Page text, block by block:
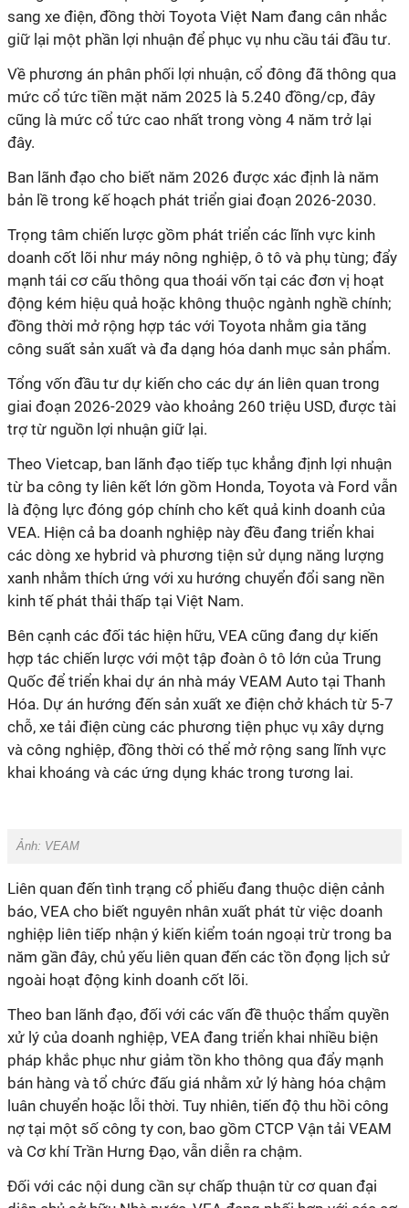
sang xe điện, đồng thời Toyota Việt Nam đang cân nhắc
giữ lại một phần lợi nhuận để phục vụ nhu cầu tái đầu tư.
Về phương án phân phối lợi nhuận, cổ đông đã thông qua
mức cổ tức tiền mặt năm 2025 là 5.240 đồng/cp, đây
cũng là mức cổ tức cao nhất trong vòng 4 năm trở lại
đây.
Ban lãnh đạo cho biết năm 2026 được xác định là năm
bản lề trong kế hoạch phát triển giai đoạn 2026-2030.
Trọng tâm chiến lược gồm phát triển các lĩnh vực kinh
doanh cốt lõi như máy nông nghiệp, ô tô và phụ tùng; đẩy
mạnh tái cơ cấu thông qua thoái vốn tại các đơn vị hoạt
động kém hiệu quả hoặc không thuộc ngành nghề chính;
đồng thời mở rộng hợp tác với Toyota nhằm gia tăng
công suất sản xuất và đa dạng hóa danh mục sản phẩm.
Tổng vốn đầu tư dự kiến cho các dự án liên quan trong
giai đoạn 2026-2029 vào khoảng 260 triệu USD, được tài
trợ từ nguồn lợi nhuận giữ lại.
Theo Vietcap, ban lãnh đạo tiếp tục khẳng định lợi nhuận
từ ba công ty liên kết lớn gồm Honda, Toyota và Ford vẫn
là động lực đóng góp chính cho kết quả kinh doanh của
VEA. Hiện cả ba doanh nghiệp này đều đang triển khai
các dòng xe hybrid và phương tiện sử dụng năng lượng
xanh nhằm thích ứng với xu hướng chuyển đổi sang nền
kinh tế phát thải thấp tại Việt Nam.
Bên cạnh các đối tác hiện hữu, VEA cũng đang dự kiến
hợp tác chiến lược với một tập đoàn ô tô lớn của Trung
Quốc để triển khai dự án nhà máy VEAM Auto tại Thanh
Hóa. Dự án hướng đến sản xuất xe điện chở khách từ 5-7
chỗ, xe tải điện cùng các phương tiện phục vụ xây dựng
và công nghiệp, đồng thời có thể mở rộng sang lĩnh vực
khai khoáng và các ứng dụng khác trong tương lai.
Ảnh: VEAM
Liên quan đến tình trạng cổ phiếu đang thuộc diện cảnh
báo, VEA cho biết nguyên nhân xuất phát từ việc doanh
nghiệp liên tiếp nhận ý kiến kiểm toán ngoại trừ trong ba
năm gần đây, chủ yếu liên quan đến các tồn đọng lịch sử
ngoài hoạt động kinh doanh cốt lõi.
Theo ban lãnh đạo, đối với các vấn đề thuộc thẩm quyền
xử lý của doanh nghiệp, VEA đang triển khai nhiều biện
pháp khắc phục như giảm tồn kho thông qua đẩy mạnh
bán hàng và tổ chức đấu giá nhằm xử lý hàng hóa chậm
luân chuyển hoặc lỗi thời. Tuy nhiên, tiến độ thu hồi công
nợ tại một số công ty con, bao gồm CTCP Vận tải VEAM
và Cơ khí Trần Hưng Đạo, vẫn diễn ra chậm.
Đối với các nội dung cần sự chấp thuận từ cơ quan đại